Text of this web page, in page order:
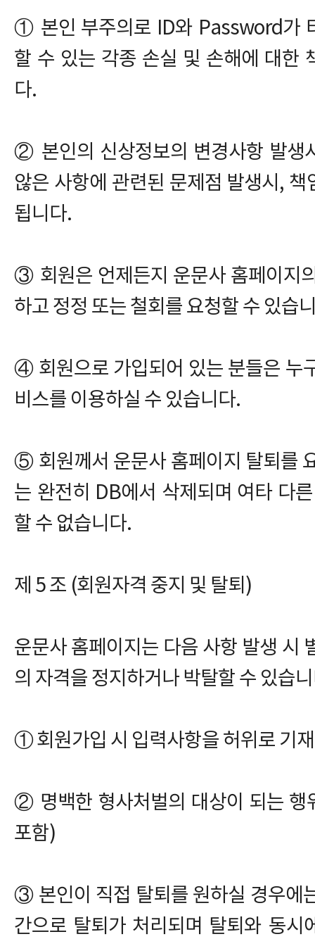
① 본인 부주의로 ID와 Password가
할 수 있는 각종 손실 및 손해에 대한
다.
② 본인의 신상정보의 변경사항 발생
않은 사항에 관련된 문제점 발생시,
됩니다.
③ 회원은 언제든지 운문사 홈페이지
하고 정정 또는 철회를 요청할 수 있습
④ 회원으로 가입되어 있는 분들은 누
비스를 이용하실 수 있습니다.
⑤ 회원께서 운문사 홈페이지 탈퇴를
는 완전히 DB에서 삭제되며 여타 다
할 수 없습니다.
제 5 조 (회원자격 중지 및 탈퇴)
운문사 홈페이지는 다음 사항 발생 시
의 자격을 정지하거나 박탈할 수 있습
① 회원가입 시 입력사항을 허위로 기
② 명백한 형사처벌의 대상이 되는 행
포함)
③ 본인이 직접 탈퇴를 원하실 경우에
간으로 탈퇴가 처리되며 탈퇴와 동시